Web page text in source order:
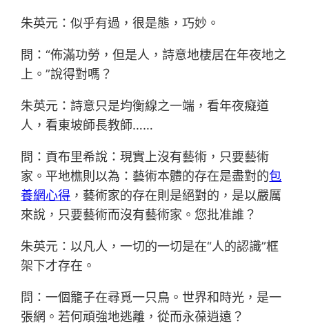
朱英元：似乎有過，很是態，巧妙。
問：“佈滿功勞，但是人，詩意地棲居在年夜地之
上。”說得對嗎？
朱英元：詩意只是均衡線之一端，看年夜癡道
人，看東坡師長教師……
問：貢布里希說：現實上沒有藝術，只要藝術
家。平地樵則以為：藝術本體的存在是盡對的包
養網心得 ，藝術家的存在則是絕對的，是以嚴厲
來說，只要藝術而沒有藝術家。您批准誰？
朱英元：以凡人，一切的一切是在“人的認識”框
架下才存在。
問：一個籠子在尋覓一只鳥。世界和時光，是一
張網。若何頑強地逃離，從而永葆逍遠？